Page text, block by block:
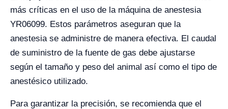
más críticas en el uso de la máquina de anestesia
YR06099. Estos parámetros aseguran que la
anestesia se administre de manera efectiva. El caudal
de suministro de la fuente de gas debe ajustarse
según el tamaño y peso del animal así como el tipo de
anestésico utilizado.
Para garantizar la precisión, se recomienda que el